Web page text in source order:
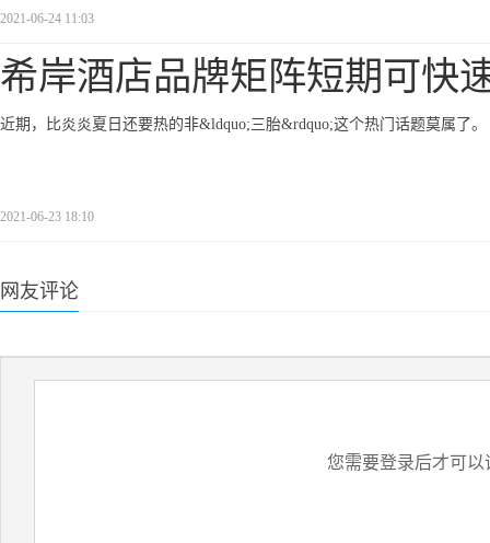
2021-06-24 11:03
希岸酒店品牌矩阵短期可快
近期，比炎炎夏日还要热的非&ldquo;三胎&rdquo;这个热门话题莫属了。
2021-06-23 18:10
网友评论
您需要登录后才可以